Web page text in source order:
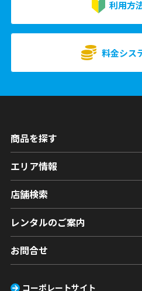
利用方
料金シス
商品を探す
エリア情報
店舗検索
レンタルのご案内
お問合せ
コーポレートサイト